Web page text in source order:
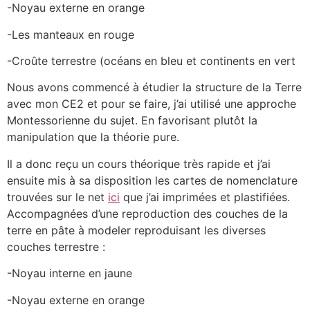
-Noyau externe en orange
-Les manteaux en rouge
-Croûte terrestre (océans en bleu et continents en vert
Nous avons commencé à étudier la structure de la Terre
avec mon CE2 et pour se faire, j’ai utilisé une approche
Montessorienne du sujet. En favorisant plutôt la
manipulation que la théorie pure.
Il a donc reçu un cours théorique très rapide et j’ai
ensuite mis à sa disposition les cartes de nomenclature
trouvées sur le net ici que j’ai imprimées et plastifiées.
Accompagnées d’une reproduction des couches de la
terre en pâte à modeler reproduisant les diverses
couches terrestre :
-Noyau interne en jaune
-Noyau externe en orange